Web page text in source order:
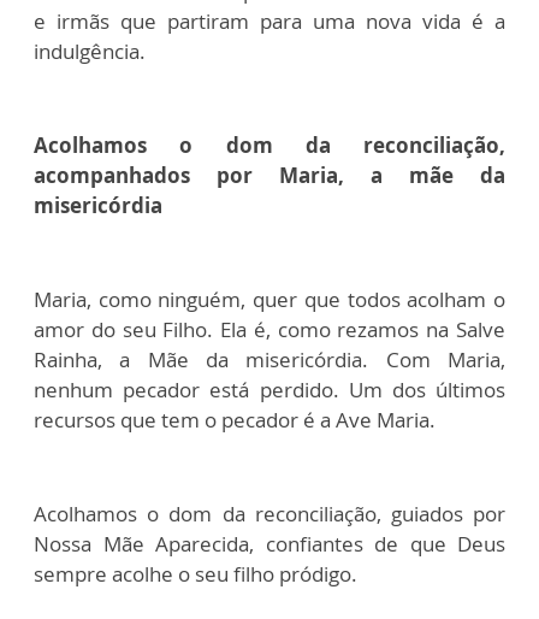
e irmãs que partiram para uma nova vida é a
indulgência.
Acolhamos o dom da reconciliação,
acompanhados por Maria, a mãe da
misericórdia
Maria, como ninguém, quer que todos acolham o
amor do seu Filho. Ela é, como rezamos na Salve
Rainha, a Mãe da misericórdia. Com Maria,
nenhum pecador está perdido. Um dos últimos
recursos que tem o pecador é a Ave Maria.
Acolhamos o dom da reconciliação, guiados por
Nossa Mãe Aparecida, confiantes de que Deus
sempre acolhe o seu filho pródigo.